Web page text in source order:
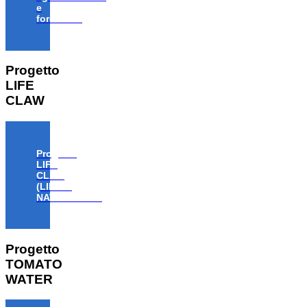
e
forestale”
Progetto
LIFE
CLAW
Progetto
LIFE
CLAW
(LIFE18
NAT/IT/000806)
Progetto
TOMATO
WATER